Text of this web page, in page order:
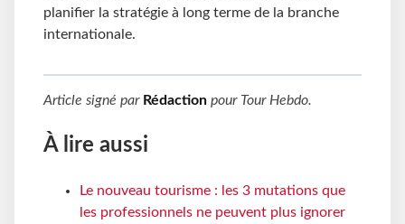
planifier la stratégie à long terme de la branche
internationale.
Article signé par Rédaction pour Tour Hebdo.
À lire aussi
Le nouveau tourisme : les 3 mutations que
les professionnels ne peuvent plus ignorer